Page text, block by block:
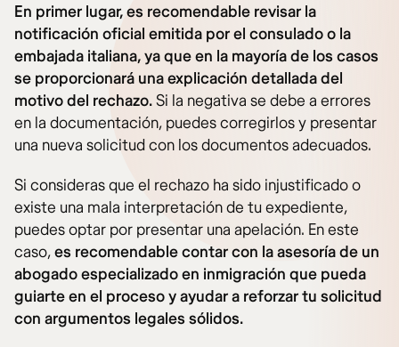
En primer lugar, es recomendable revisar la
notificación oficial emitida por el consulado o la
embajada italiana, ya que en la mayoría de los casos
se proporcionará una explicación detallada del
motivo del rechazo.Si la negativa se debe a errores
en la documentación, puedes corregirlos y presentar
una nueva solicitud con los documentos adecuados.
Si consideras que el rechazo ha sido injustificado o
existe una mala interpretación de tu expediente,
puedes optar por presentar una apelación. En este
caso,es recomendable contar con la asesoría de un
abogado especializado en inmigración que pueda
guiarte en el proceso y ayudar a reforzar tu solicitud
con argumentos legales sólidos.